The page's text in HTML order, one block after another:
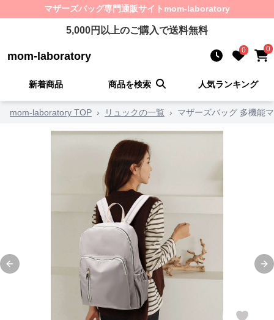
マザーズバッグ専門通販サイト mom-laboratory
5,000円以上のご購入で送料無料
mom-laboratory 0 0
新着商品 商品を検索 人気ランキング
mom-laboratory TOP › リュックの一覧 › マザーズバッグ 多機能
Previous slide